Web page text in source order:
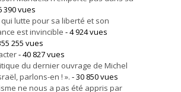
390 vues
lutte pour sa liberté et son
est invincible - 4 924 vues
255 vues
- 40 827 vues
du dernier ouvrage de Michel
parlons-en ! ». - 30 850 vues
ne nous a pas été appris par